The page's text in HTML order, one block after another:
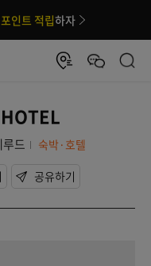
인트 적립하자
드
숙박·호텔
공유하기